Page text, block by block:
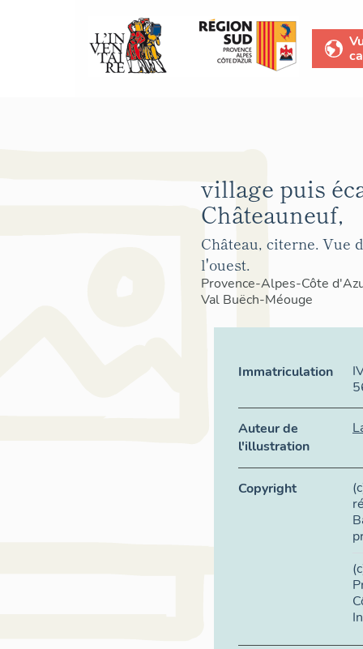
village puis
Châteauneuf,
Château, citerne. Vue
l'ouest.
Provence-Alpes-Côte
Val Buëch-Méouge
Immatriculation
Auteur de
l'illustration
Copyright